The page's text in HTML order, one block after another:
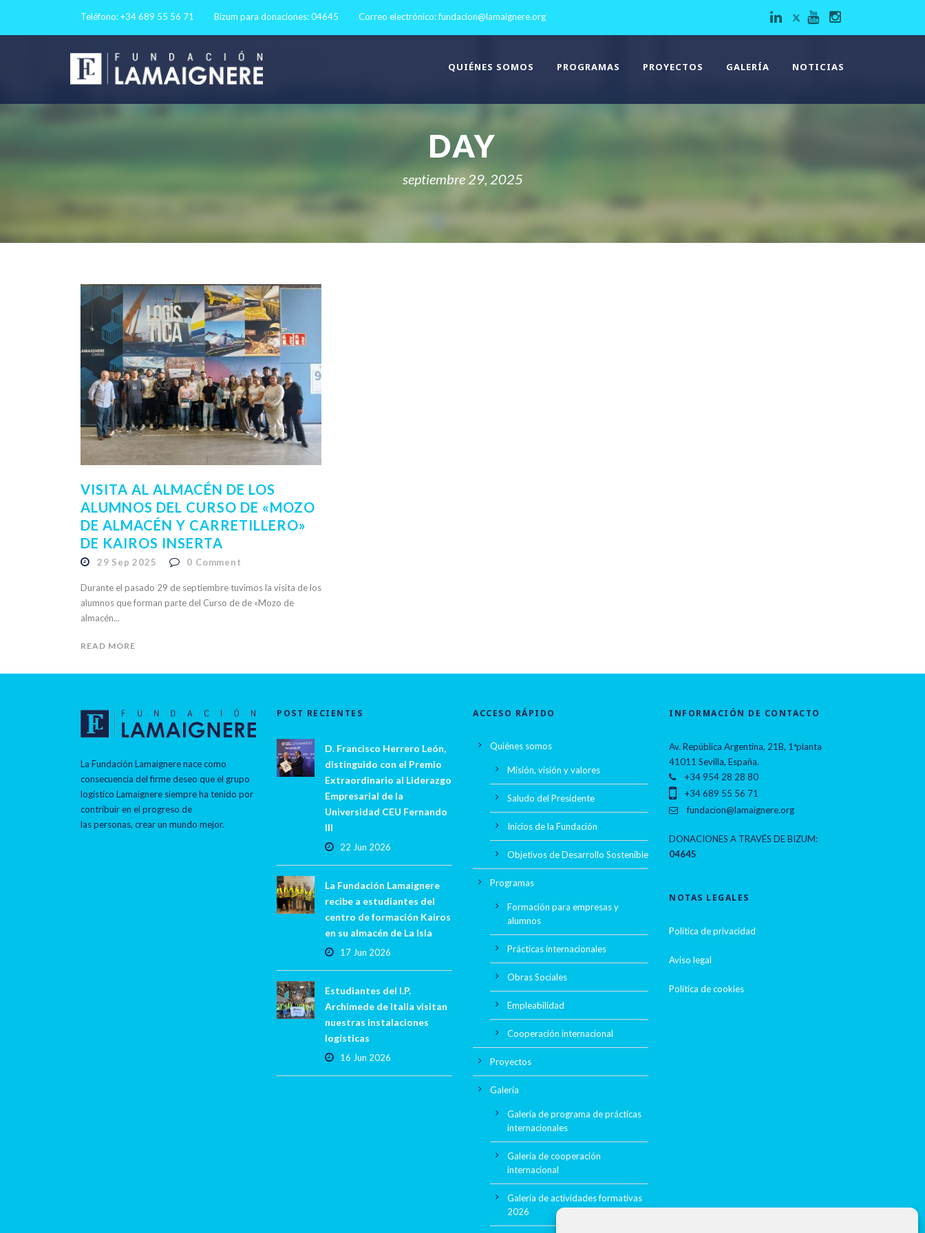
Teléfono: +34 689 55 56 71 Bizum para donaciones: 04645 Correo electrónico:fundacion@lamaignere.org
QUIÉNES SOMOS PROGRAMAS PROYECTOS GALERÍA NOTICIAS
DAY
septiembre 29, 2025
VISITA AL ALMACÉN DE LOS
ALUMNOS DEL CURSO DE «MOZO
DE ALMACÉN Y CARRETILLERO»
DE KAIROS INSERTA
29 Sep 2025 0 Comment
Durante el pasado 29 de septiembre tuvimos la visita de los
alumnos que forman parte del Curso de de «Mozo de
almacén...
READ MORE
La Fundación Lamaignere nace como
consecuencia del firme deseo que el grupo
logístico Lamaignere siempre ha tenido por
contribuir en el progreso de
las personas, crear un mundo mejor.
POST RECIENTES
D. Francisco Herrero León,
distinguido con el Premio
Extraordinario al Liderazgo
Empresarial de la
Universidad CEU Fernando
III
22 Jun 2026
La Fundación Lamaignere
recibe a estudiantes del
centro de formación Kairos
en su almacén de La Isla
17 Jun 2026
Estudiantes del I.P.
Archimede de Italia visitan
nuestras instalaciones
logísticas
16 Jun 2026
ACCESO RÁPIDO
Quiénes somos
Misión, visión y valores
Saludo del Presidente
Inicios de la Fundación
Objetivos de Desarrollo Sostenible
Programas
Formación para empresas y
alumnos
Prácticas internacionales
Obras Sociales
Empleabilidad
Cooperación internacional
Proyectos
Galería
Galería de programa de prácticas
internacionales
Galería de cooperación
internacional
Galería de actividades formativas
2026
INFORMACIÓN DE CONTACTO
Av. República Argentina, 21B, 1ªplanta
41011 Sevilla, España.
+34 954 28 28 80
+34 689 55 56 71
fundacion@lamaignere.org
DONACIONES A TRAVÉS DE BIZUM:
04645
NOTAS LEGALES
Política de privacidad
Aviso legal
Política de cookies